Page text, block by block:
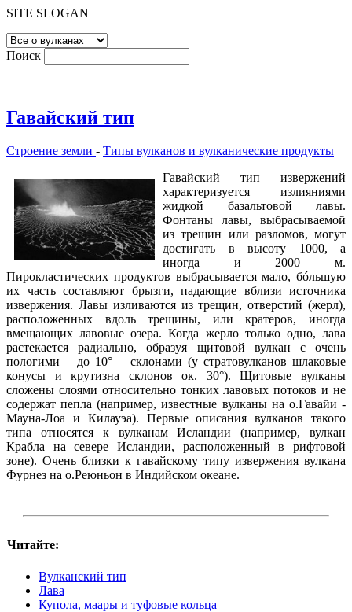
SITE SLOGAN
Поиск
Гавайский тип
Строение земли - Типы вулканов и вулканические продукты
Гавайский тип извержений
характеризуется излияниями
жидкой базальтовой лавы.
Фонтаны лавы, выбрасываемой
из трещин или разломов, могут
достигать в высоту 1000, а
иногда и 2000 м.
Пирокластических продуктов выбрасывается мало, бóльшую
их часть составляют брызги, падающие вблизи источника
извержения. Лавы изливаются из трещин, отверстий (жерл),
расположенных вдоль трещины, или кратеров, иногда
вмещающих лавовые озера. Когда жерло только одно, лава
растекается радиально, образуя щитовой вулкан с очень
пологими – до 10° – склонами (у стратовулканов шлаковые
конусы и крутизна склонов ок. 30°). Щитовые вулканы
сложены слоями относительно тонких лавовых потоков и не
содержат пепла (например, известные вулканы на о.Гавайи -
Мауна-Лоа и Килауэа). Первые описания вулканов такого
типа относятся к вулканам Исландии (например, вулкан
Крабла на севере Исландии, расположенный в рифтовой
зоне). Очень близки к гавайскому типу извержения вулкана
Фурнез на о.Реюньон в Индийском океане.
Читайте:
Вулканский тип
Лава
Купола, маары и туфовые кольца